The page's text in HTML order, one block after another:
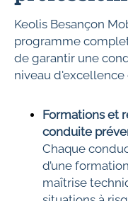
Keolis Besançon
programme
de garantir une
niveau
Formations et
conduite
Chaque
d’une
maîtrise